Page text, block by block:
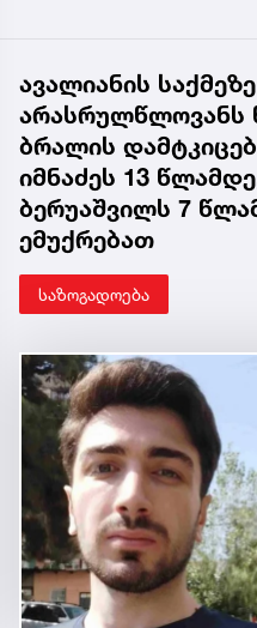
ავალიანის
არასრულწლოვანს
ბრალის
იმნაძეს 13
ბერუაშვილს 7
ემუქრებათ
საზოგადოება